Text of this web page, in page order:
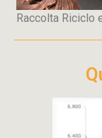
Raccolta Riciclo